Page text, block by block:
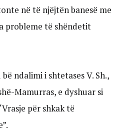
në të njëjtën banesë me
probleme të shëndetit
ndalimi i shtetases V. Sh.,
Mamurras, e dyshuar si
për shkak të